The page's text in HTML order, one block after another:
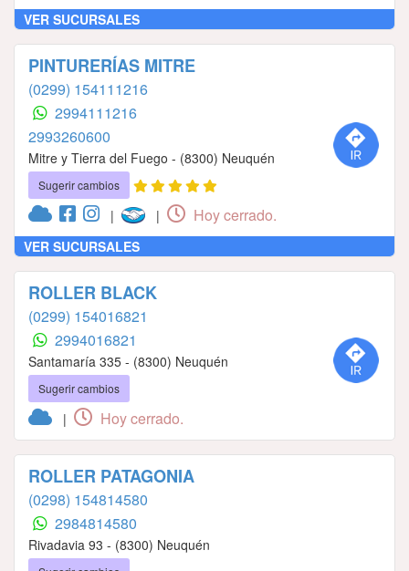
VER SUCURSALES
PINTURERÍAS MITRE
(0299) 154111216
2994111216
2993260600
Mitre y Tierra del Fuego - (8300) Neuquén
Sugerir cambios
| | Hoy cerrado.
VER SUCURSALES
ROLLER BLACK
(0299) 154016821
2994016821
Santamaría 335 - (8300) Neuquén
Sugerir cambios
| Hoy cerrado.
ROLLER PATAGONIA
(0298) 154814580
2984814580
Rivadavia 93 - (8300) Neuquén